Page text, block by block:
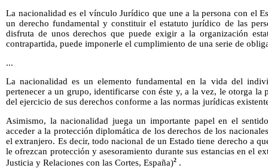
La nacionalidad es el vínculo Jurídico que une a la persona con el
un derecho fundamental y constituir el estatuto jurídico de las
disfruta de unos derechos que puede exigir a la organización
contrapartida, puede imponerle el cumplimiento de una serie de
...
La nacionalidad es un elemento fundamental en la vida del
pertenecer a un grupo, identificarse con éste y, a la vez, le otorga
del ejercicio de sus derechos conforme a las normas jurídicas
Asimismo, la nacionalidad juega un importante papel en el
acceder a la protección diplomática de los derechos de los
el extranjero. Es decir, todo nacional de un Estado tiene derecho a
le ofrezcan protección y asesoramiento durante sus estancias en el
Justicia y Relaciones con las Cortes, España)2 .